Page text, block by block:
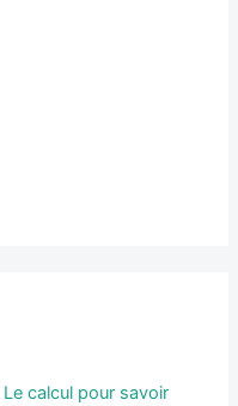
calcul pour savoir